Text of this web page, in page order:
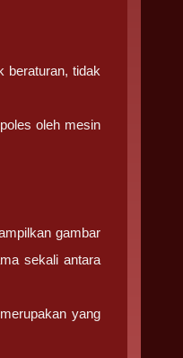
beraturan, tidak
oleh mesin
gambar
sekali antara
yang